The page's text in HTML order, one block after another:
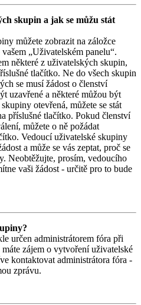
skupin a jak se můžu stát
můžete zobrazit na záložce
„Uživatelském panelu“.
některé z uživatelských skupin,
tlačítko. Ne do všech skupin
se musí žádost o členství
uzavřené a některé můžou být
otevřená, můžete se stát
příslušné tlačítko. Pokud členství
můžete o ně požádat
Vedoucí uživatelské skupiny
a může se vás zeptat, proč se
Neobtěžujte, prosím, vedoucího
vaši žádost - určitě pro to bude
určen administrátorem fóra při
zájem o vytvoření uživatelské
kontaktovat administrátora fóra -
zprávu.